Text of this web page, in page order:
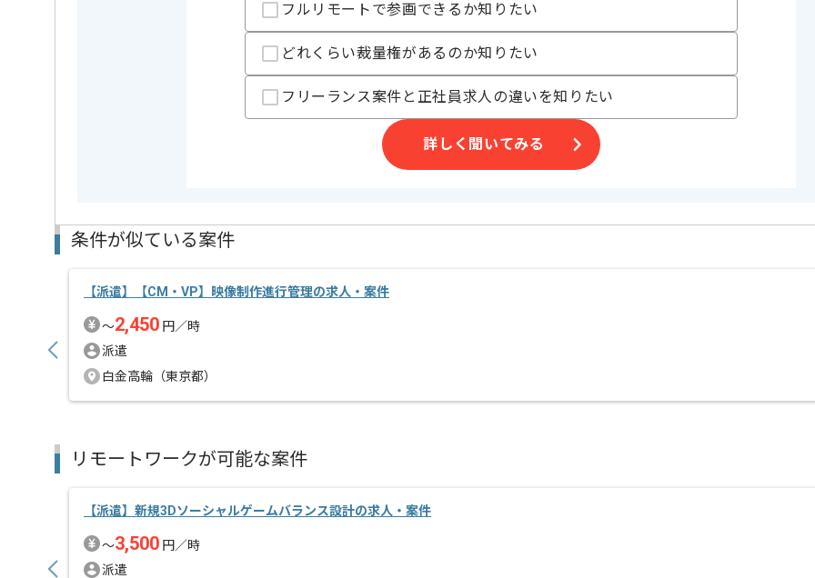
フルリモートで参画できるか知りたい
どれくらい裁量権があるのか知りたい
フリーランス案件と正社員求人の違いを知りたい
詳しく聞いてみる
条件が似ている案件
【派遣】【CM・VP】映像制作進行管理の求人・案件
〜2,450 円／時
派遣
白金高輪（東京都）
リモートワークが可能な案件
【派遣】新規3Dソーシャルゲームバランス設計の求人・案件
〜3,500 円／時
派遣